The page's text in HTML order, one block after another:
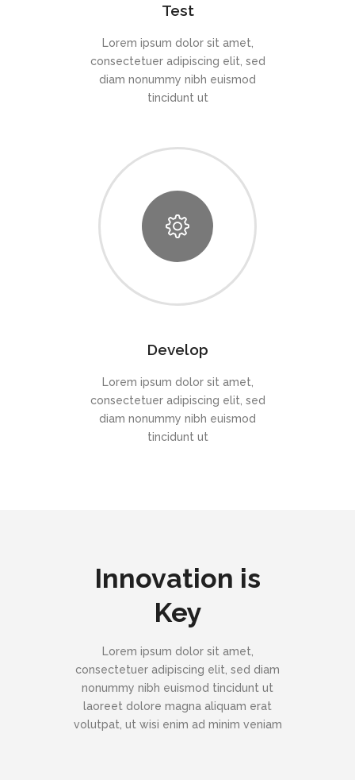
Test
Lorem ipsum dolor sit amet,
consectetuer adipiscing elit, sed
diam nonummy nibh euismod
tincidunt ut
Develop
Lorem ipsum dolor sit amet,
consectetuer adipiscing elit, sed
diam nonummy nibh euismod
tincidunt ut
Innovation is
Key
Lorem ipsum dolor sit amet,
consectetuer adipiscing elit, sed diam
nonummy nibh euismod tincidunt ut
laoreet dolore magna aliquam erat
volutpat, ut wisi enim ad minim veniam